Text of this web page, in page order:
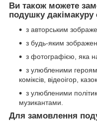
Ви також можете
подушку дакімакуру
з авторським
з будь-яким
з фотографією, яка
з улюбленими
коміксів, відеоігор,
з улюбленими
музикантами.
Для замовлення